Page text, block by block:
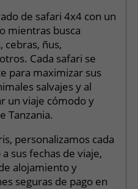
de safari 4x4 con un
mientras busca
cebras, ñus,
Cada safari se
para maximizar sus
salvajes y al
un viaje cómodo y
Tanzania.
personalizamos cada
sus fechas de viaje,
alojamiento y
seguras de pago en